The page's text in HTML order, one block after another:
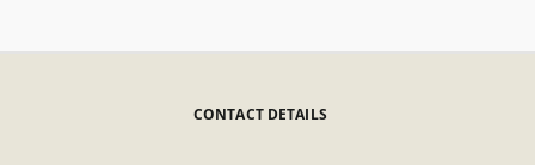
CONTACT DETAILS